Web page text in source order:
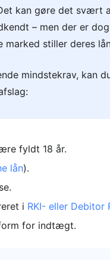
kan gøre det svært
– men der er
marked stiller deres
mindstekrav, kan
fyldt 18 år.
lån).
i RKI- eller Debitor
for indtægt.